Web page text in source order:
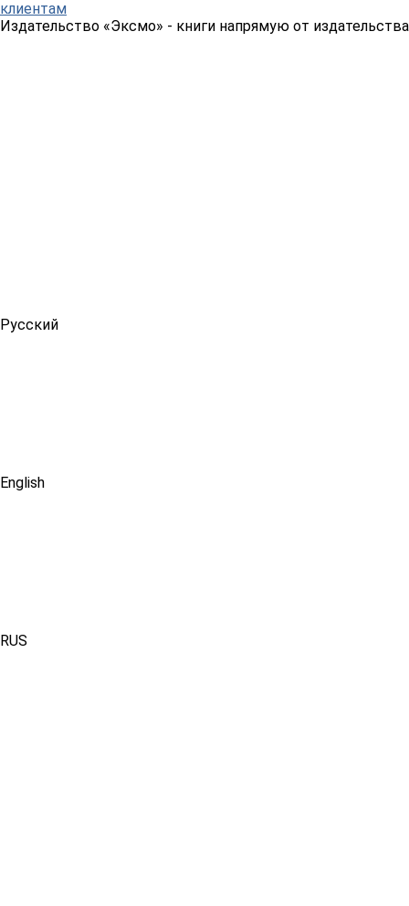
клиентам
Издательство «Эксмо» - книги напрямую от издательства
Русский
English
RUS